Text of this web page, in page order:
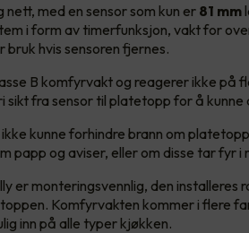
nett, med en sensor som kun er 81 mm
i form av timerfunksjon, vakt for
bruk hvis sensoren fjernes.
B komfyrvakt og reagerer ikke på
sikt fra sensor til platetopp for å
kunne forhindre brann om
papp og aviser, eller om disse tar fyr
er monteringsvennlig, den installeres
Komfyrvakten kommer i flere
inn på alle typer kjøkken.